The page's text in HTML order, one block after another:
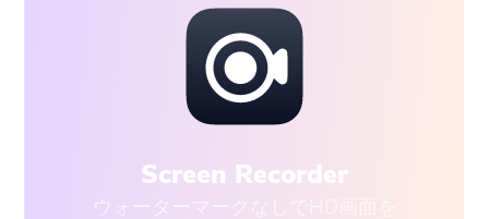
Screen Recorder
ウォーターマークなしでHD画面を